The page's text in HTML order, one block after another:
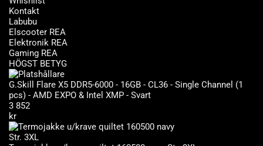
Kontakt
Labubu
Elscooter REA
Elektronik REA
Gaming REA
HÖGST BETYG
G.Skill Flare X5 DDR5-6000 - 16GB - CL36 - Single Channel (1
pcs) - AMD EXPO & Intel XMP - Svart
3 852
kr